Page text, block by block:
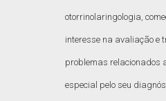
otorrinolaringologia,
interesse na avaliação e
problemas relacionados
especial pelo seu